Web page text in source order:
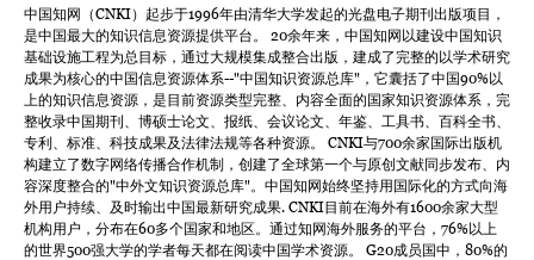
中国知网（CNKI）起步于1996年由清华大学发起的光盘电子期刊出版项目，
是中国最大的知识信息资源提供平台。 20余年来，中国知网以建设中国知识
基础设施工程为总目标，通过大规模集成整合出版，建成了完整的以学术研究
成果为核心的中国信息资源体系--"中国知识资源总库"，它囊括了中国90%以
上的知识信息资源，是目前资源类型完整、内容全面的国家知识资源体系，完
整收录中国期刊、博硕士论文、报纸、会议论文、年鉴、工具书、百科全书、
专利、标准、科技成果及法律法规等各种资源。 CNKI与700余家国际出版机
构建立了数字网络传播合作机制，创建了全球第一个与原创文献同步发布、内
容深度整合的"中外文知识资源总库"。中国知网始终坚持用国际化的方式向海
外用户持续、及时输出中国最新研究成果. CNKI目前在海外有1600余家大型
机构用户，分布在60多个国家和地区。通过知网海外服务的平台，76%以上
的世界500强大学的学者每天都在阅读中国学术资源。 G20成员国中，80%的